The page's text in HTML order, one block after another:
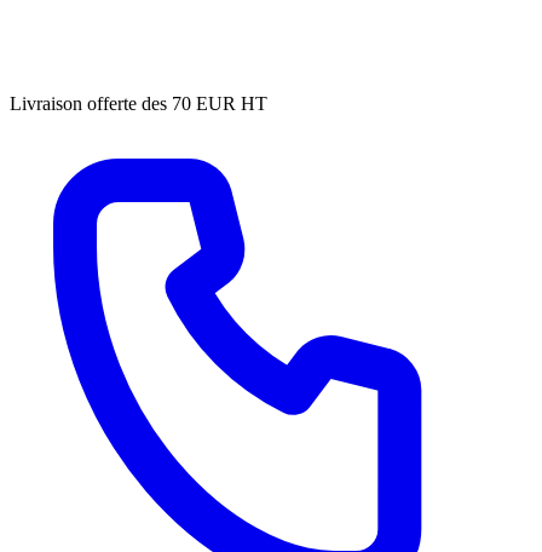
Livraison offerte des 70 EUR HT